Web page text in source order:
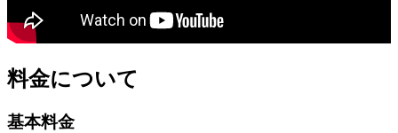
料金について
基本料金